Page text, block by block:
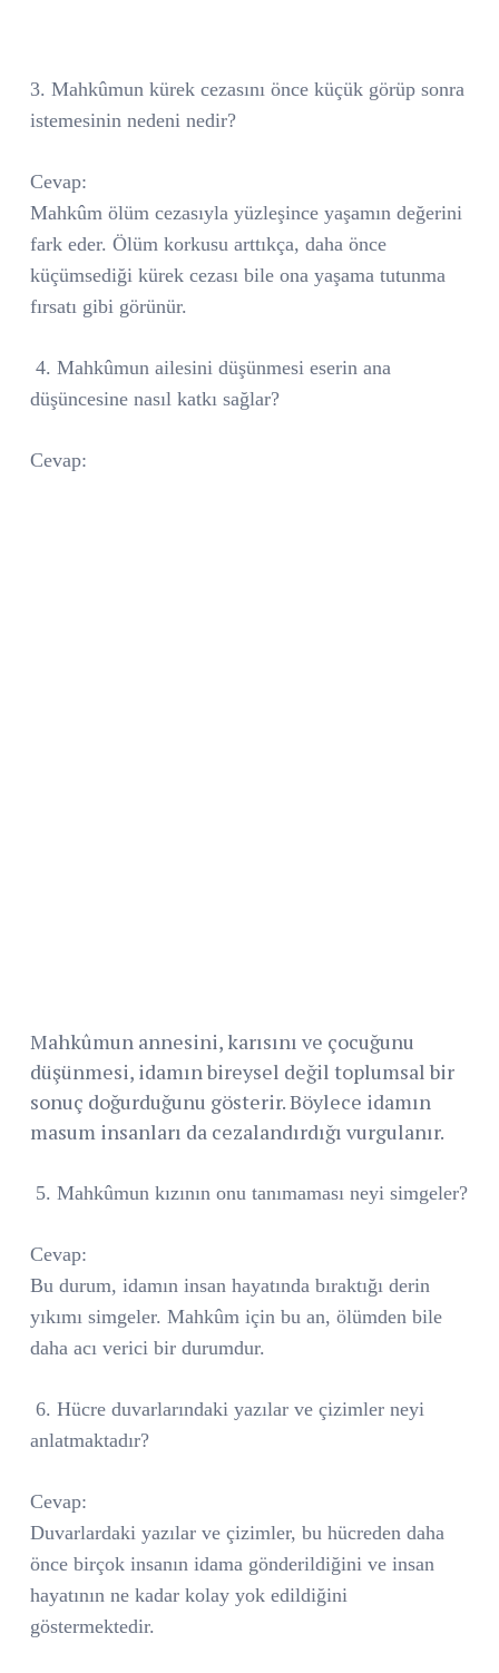
3. Mahkûmun kürek cezasını önce küçük görüp sonra
istemesinin nedeni nedir?
Cevap:
Mahkûm ölüm cezasıyla yüzleşince yaşamın değerini
fark eder. Ölüm korkusu arttıkça, daha önce
küçümsediği kürek cezası bile ona yaşama tutunma
fırsatı gibi görünür.
4. Mahkûmun ailesini düşünmesi eserin ana
düşüncesine nasıl katkı sağlar?
Cevap:
Mahkûmun annesini, karısını ve çocuğunu
düşünmesi, idamın bireysel değil toplumsal bir
sonuç doğurduğunu gösterir. Böylece idamın
masum insanları da cezalandırdığı vurgulanır.
5. Mahkûmun kızının onu tanımaması neyi simgeler?
Cevap:
Bu durum, idamın insan hayatında bıraktığı derin
yıkımı simgeler. Mahkûm için bu an, ölümden bile
daha acı verici bir durumdur.
6. Hücre duvarlarındaki yazılar ve çizimler neyi
anlatmaktadır?
Cevap:
Duvarlardaki yazılar ve çizimler, bu hücreden daha
önce birçok insanın idama gönderildiğini ve insan
hayatının ne kadar kolay yok edildiğini
göstermektedir.